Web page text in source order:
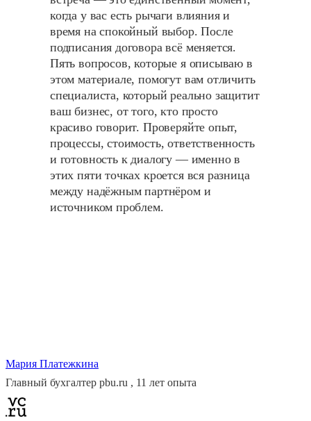
когда у вас есть рычаги влияния и
время на спокойный выбор. После
подписания договора всё меняется.
Пять вопросов, которые я описываю в
этом материале, помогут вам отличить
специалиста, который реально защитит
ваш бизнес, от того, кто просто
красиво говорит. Проверяйте опыт,
процессы, стоимость, ответственность
и готовность к диалогу — именно в
этих пяти точках кроется вся разница
между надёжным партнёром и
источником проблем.
Мария Платежкина
Главный бухгалтер pbu.ru , 11 лет опыта